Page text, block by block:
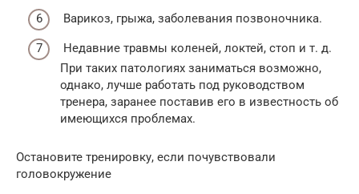
Варикоз, грыжа, заболевания позвоночника.
Недавние травмы коленей, локтей, стоп и т. д.
При таких патологиях заниматься возможно,
однако, лучше работать под руководством
тренера, заранее поставив его в известность об
имеющихся проблемах.
Остановите тренировку, если почувствовали
головокружение